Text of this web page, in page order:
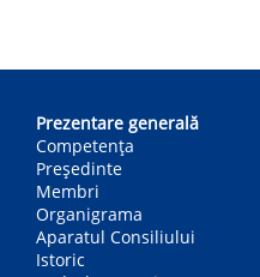
navigation
Prezentare generală
Competența
Președinte
Membri
Organigrama
Aparatul Consiliului
Istoric